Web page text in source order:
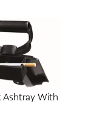
Big Max